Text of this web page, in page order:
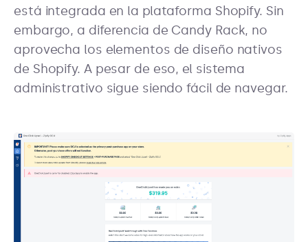
está integrada en la plataforma Shopify. Sin
embargo, a diferencia de Candy Rack, no
aprovecha los elementos de diseño nativos
de Shopify. A pesar de eso, el sistema
administrativo sigue siendo fácil de navegar.